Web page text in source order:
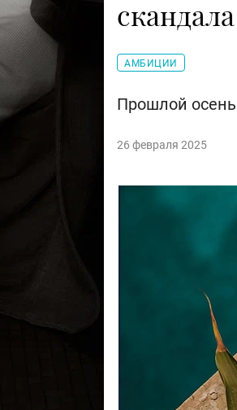
АМБИЦИИ
Прошлой
26 февраля 2025